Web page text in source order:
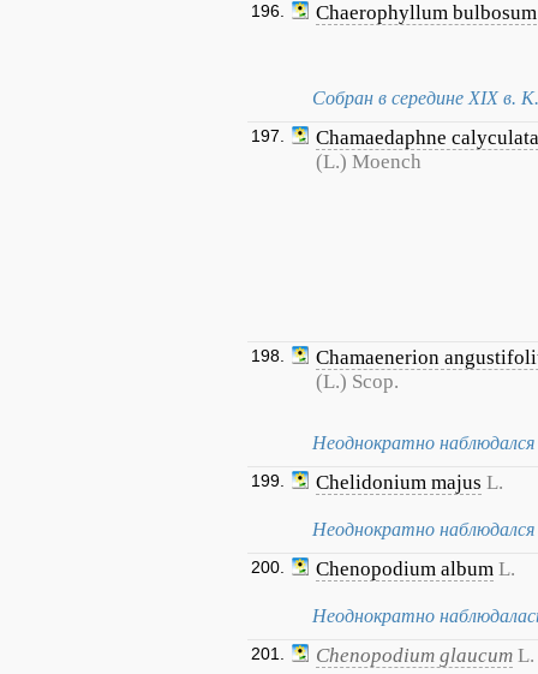
196. Chaerophyllum bulbosum
Собран в середине XIX в.
197.
Chamaedaphne calyculata
(L.) Moench
198.
Chamaenerion
(L.) Scop.
Неоднократно наблюдался
199. Chelidonium majus L.
Неоднократно наблюдался
200. Chenopodium album L.
Неоднократно
201. Chenopodium glaucum L.